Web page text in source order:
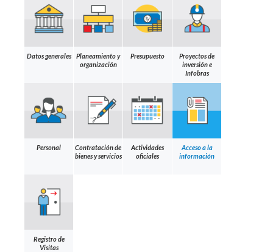
Datos generales
Planeamiento y
organización
Presupuesto
Proyectos de
inversión e
Infobras
Personal
Contratación de
bienes y servicios
Actividades
oficiales
Acceso a la
información
Registro de
Visitas